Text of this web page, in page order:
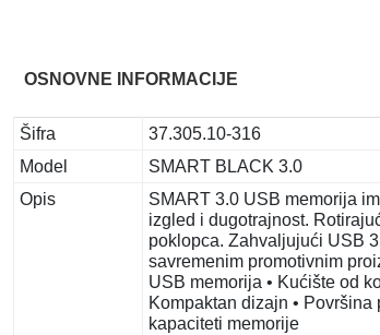
OSNOVNE INFORMACIJE
Šifra
37.305.10-316
Model
SMART BLACK 3.0
Opis
SMART 3.0 USB memorija
izgled i dugotrajnost.
poklopca. Zahvaljujući USB
savremenim promotivnim
USB memorija • Kućište od
Kompaktan dizajn •
kapaciteti memorije